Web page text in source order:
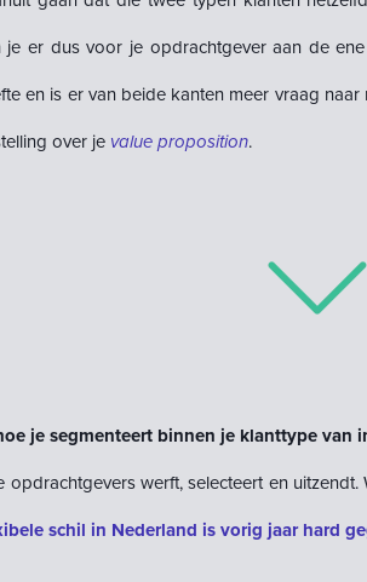
er dus voor je opdrachtgever aan de
en is er van beide kanten meer vraag
over je value proposition.
je segmenteert binnen je klanttype van
opdrachtgevers werft, selecteert en
schil in Nederland is vorig jaar hard